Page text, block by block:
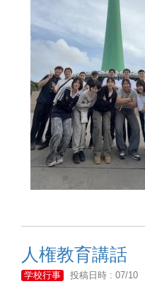
人権教育講話
学校行事 投稿日時 : 07/10